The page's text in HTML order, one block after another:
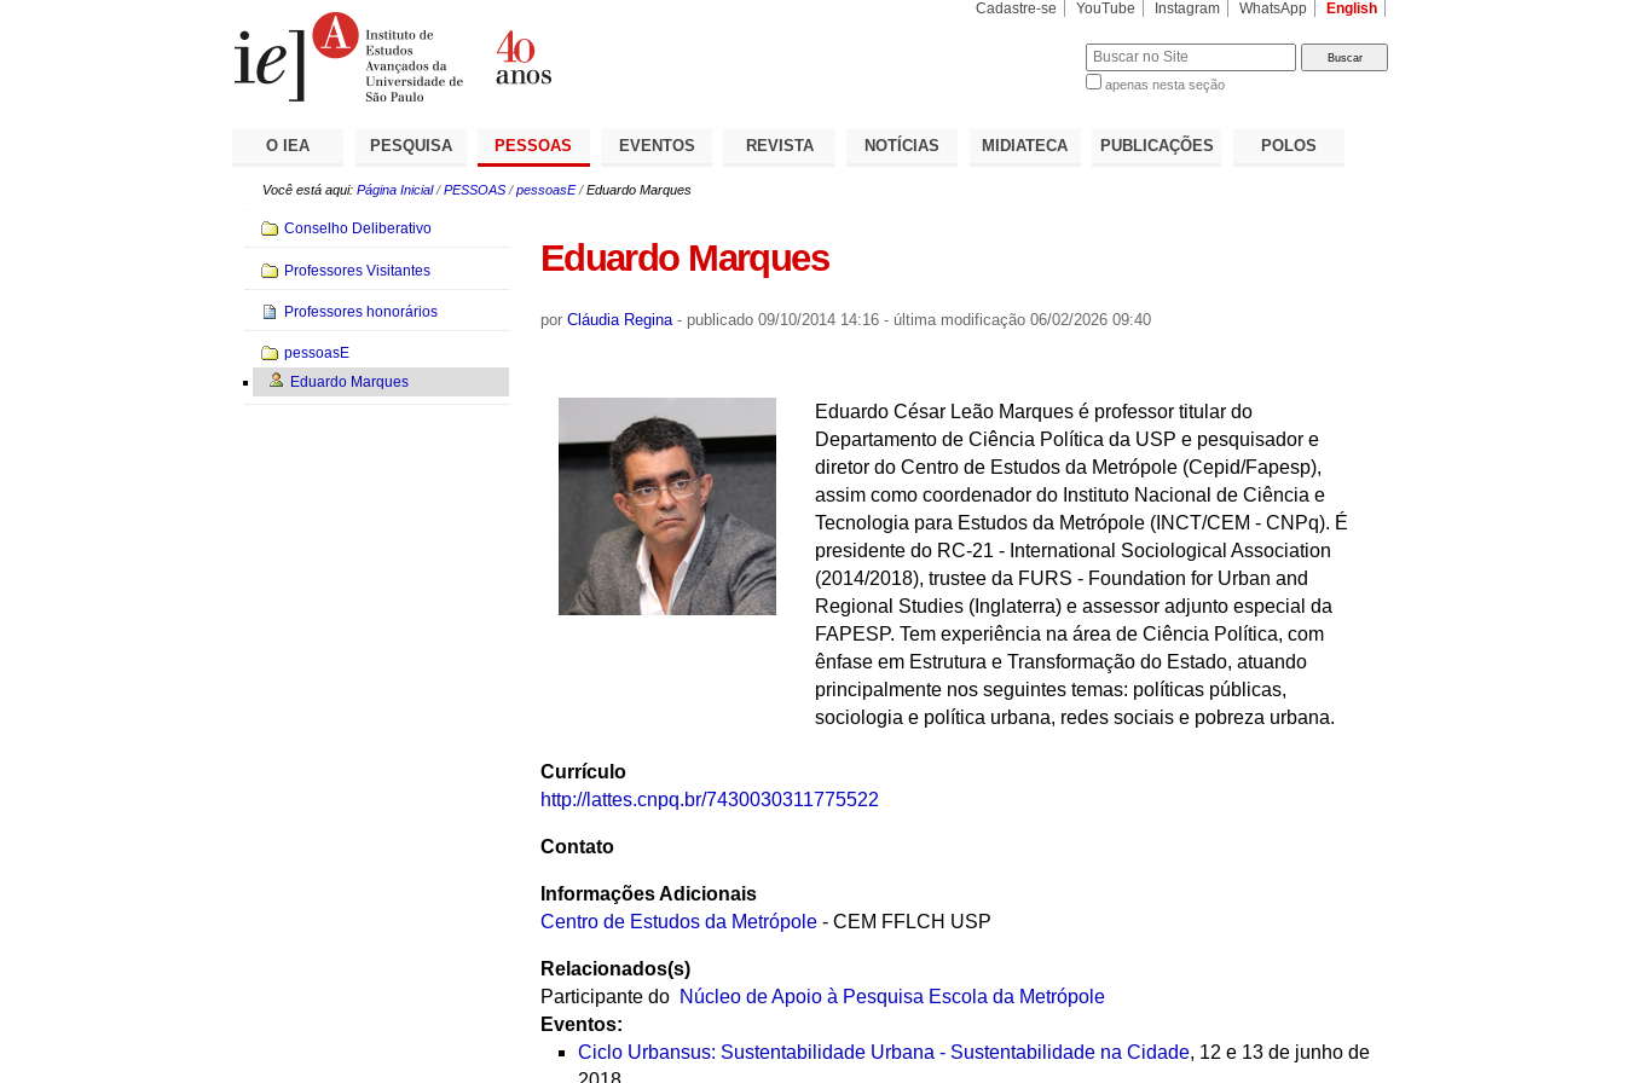
Cadastre-se YouTube Instagram WhatsApp English
apenas nesta seção
O IEA PESQUISA PESSOAS EVENTOS REVISTA NOTÍCIAS MIDIATECA PUBLICAÇÕES POLOS
Você está aqui: Página Inicial /PESSOAS /pessoasE /Eduardo Marques
Eduardo Marques
por Cláudia Regina - publicado09/10/2014 14:16 - última modificação06/02/2026 09:40
Eduardo César Leão Marques é professor titular do
Departamento de Ciência Política da USP e pesquisador e
diretor do Centro de Estudos da Metrópole (Cepid/Fapesp),
assim como coordenador do Instituto Nacional de Ciência e
Tecnologia para Estudos da Metrópole (INCT/CEM - CNPq). É
presidente do RC-21 - International Sociological Association
(2014/2018), trustee da FURS - Foundation for Urban and
Regional Studies (Inglaterra) e assessor adjunto especial da
FAPESP. Tem experiência na área de Ciência Política, com
ênfase em Estrutura e Transformação do Estado, atuando
principalmente nos seguintes temas: políticas públicas,
sociologia e política urbana, redes sociais e pobreza urbana.
Currículo
http://lattes.cnpq.br/7430030311775522
Contato
Informações Adicionais
Centro de Estudos da Metrópole- CEM FFLCH USP
Relacionados(s)
Participante do Núcleo de Apoio à Pesquisa Escola da Metrópole
Eventos:
Ciclo Urbansus: Sustentabilidade Urbana - Sustentabilidade na Cidade, 12 e 13 de junho de
Navegação
Conselho Deliberativo
Professores Visitantes
Professores honorários
pessoasE
Eduardo Marques